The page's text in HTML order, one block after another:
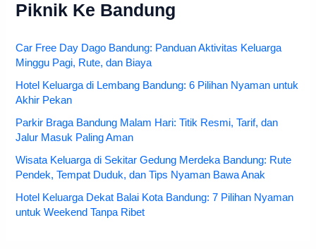
Piknik Ke Bandung
Car Free Day Dago Bandung: Panduan Aktivitas Keluarga
Minggu Pagi, Rute, dan Biaya
Hotel Keluarga di Lembang Bandung: 6 Pilihan Nyaman untuk
Akhir Pekan
Parkir Braga Bandung Malam Hari: Titik Resmi, Tarif, dan
Jalur Masuk Paling Aman
Wisata Keluarga di Sekitar Gedung Merdeka Bandung: Rute
Pendek, Tempat Duduk, dan Tips Nyaman Bawa Anak
Hotel Keluarga Dekat Balai Kota Bandung: 7 Pilihan Nyaman
untuk Weekend Tanpa Ribet